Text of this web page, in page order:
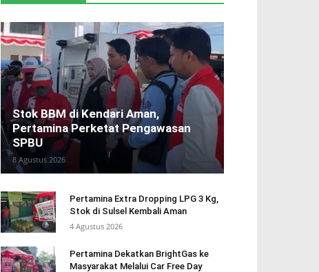
Stok BBM di Kendari Aman,
Pertamina Perketat Pengawasan
SPBU
8 Agustus 2026
Pertamina Extra Dropping LPG 3 Kg,
Stok di Sulsel Kembali Aman
4 Agustus 2026
Pertamina Dekatkan BrightGas ke
Masyarakat Melalui Car Free Day